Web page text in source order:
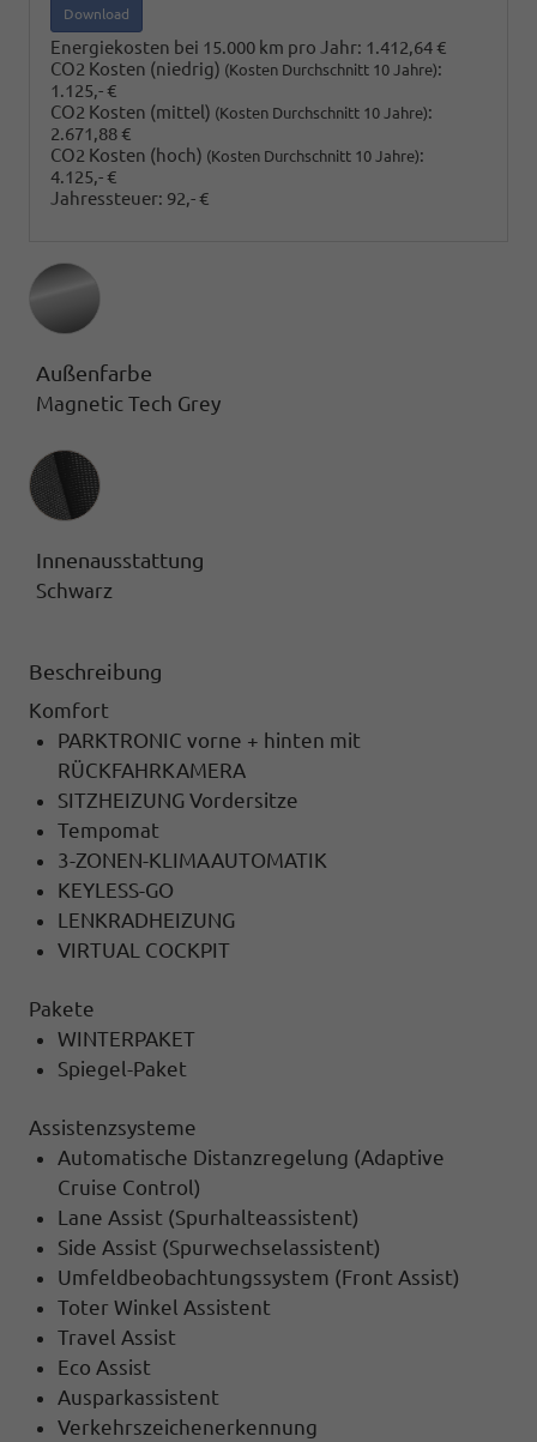
Download
Energiekosten bei 15.000 km pro Jahr: 1.412,64 €
CO2 Kosten (niedrig) (Kosten Durchschnitt 10 Jahre):
1.125,- €
CO2 Kosten (mittel) (Kosten Durchschnitt 10 Jahre):
2.671,88 €
CO2 Kosten (hoch) (Kosten Durchschnitt 10 Jahre):
4.125,- €
Jahressteuer: 92,- €
Außenfarbe
Magnetic Tech Grey
Innenausstattung
Innenausstattung
Schwarz
Beschreibung
Komfort
PARKTRONIC vorne + hinten mit
RÜCKFAHRKAMERA
SITZHEIZUNG Vordersitze
Tempomat
3-ZONEN-KLIMAAUTOMATIK
KEYLESS-GO
LENKRADHEIZUNG
VIRTUAL COCKPIT
Pakete
WINTERPAKET
Spiegel-Paket
Assistenzsysteme
Automatische Distanzregelung (Adaptive
Cruise Control)
Lane Assist (Spurhalteassistent)
Side Assist (Spurwechselassistent)
Umfeldbeobachtungssystem (Front Assist)
Toter Winkel Assistent
Travel Assist
Eco Assist
Ausparkassistent
Verkehrszeichenerkennung